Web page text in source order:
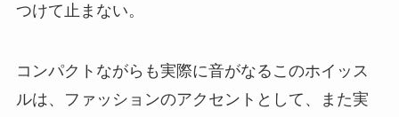
つけて止まない。
コンパクトながらも実際に音がなるこのホイッス
ルは、ファッションのアクセントとして、また実